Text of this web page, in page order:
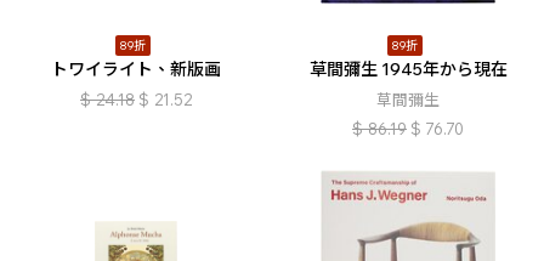
89折
トワイライト、新版画
$ 24.18 $ 21.52
89折
草間彌生 1945年から現在
草間彌生
$ 86.19 $ 76.70